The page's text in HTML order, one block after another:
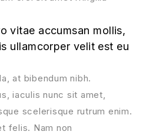
vitae accumsan mollis,
ullamcorper velit est eu
at bibendum nibh.
iaculis nunc sit amet,
scelerisque rutrum enim.
felis. Nam non